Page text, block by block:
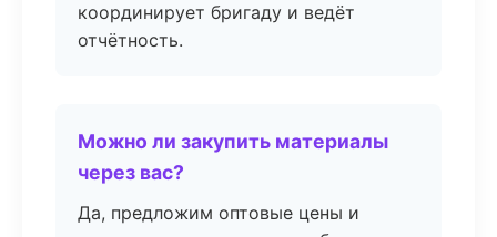
координирует бригаду и ведёт
отчётность.
Можно ли закупить материалы
через вас?
Да, предложим оптовые цены и